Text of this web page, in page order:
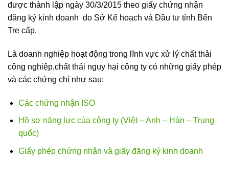
được thành lập ngày 30/3/2015 theo giấy chứng nhận
đăng ký kinh doanh do Sở Kế hoạch và Đầu tư tỉnh Bến
Tre cấp.
Là doanh nghiệp hoạt động trong lĩnh vực xử lý chất thải
công nghiệp,chất thải nguy hại công ty có những giấy phép
và các chứng chỉ như sau:
Các chứng nhận ISO
Hồ sơ năng lực của công ty (Việt – Anh – Hàn – Trung
quốc)
Giấy phép chứng nhận và giấy đăng ký kinh doanh